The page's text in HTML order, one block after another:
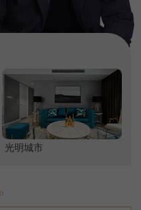
光明城市